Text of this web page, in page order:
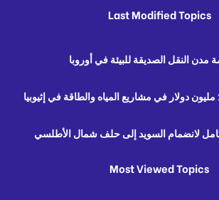
Last Modified Topics
مدن النقل الصديقة للبيئة في أوروبا
لانضمام السويد إلى حلف شمال الأطلسي
Most Viewed Topics